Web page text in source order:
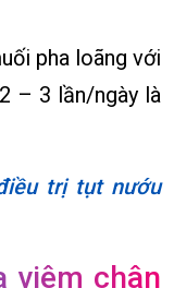
pha loãng với
– 3 lần/ngày là
trị tụt nướu
viêm chân